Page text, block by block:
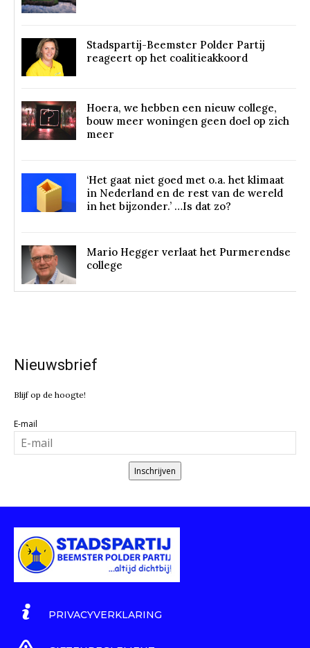
Stadspartij-Beemster Polder Partij
reageert op het coalitieakkoord
Hoera, we hebben een nieuw college,
bouw meer woningen geen doel op zich
meer
‘Het gaat niet goed met o.a. het klimaat
in Nederland en de rest van de wereld
in het bijzonder.’ …Is dat zo?
Mario Hegger verlaat het Purmerendse
college
Nieuwsbrief
Blijf op de hoogte!
E-mail
Inschrijven
PRIVACYVERKLARING